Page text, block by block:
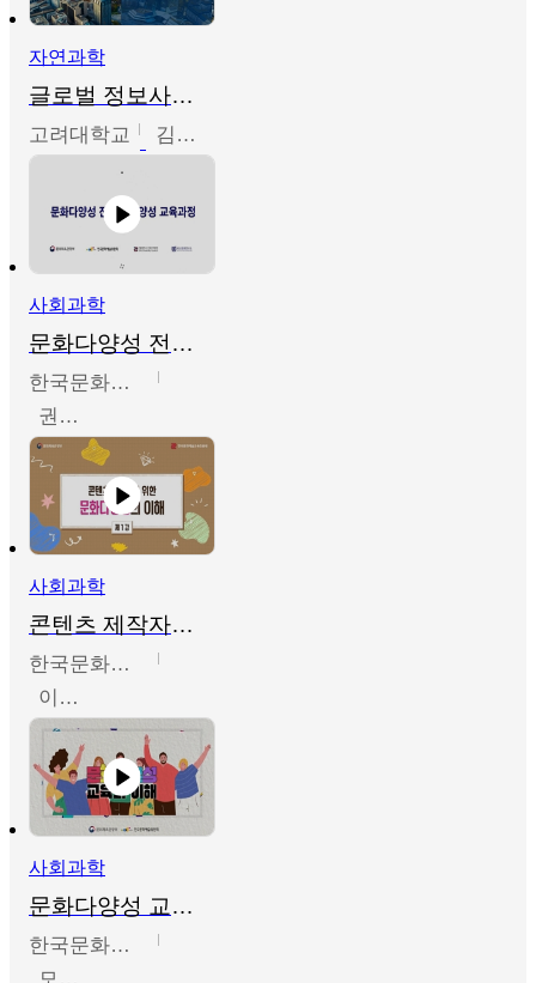
자연과학
글로벌 정보사회와 통계의 창의적 기능
고려대학교 김희영
사회과학
문화다양성 전문인력 양성 기본과정 - 문화다양성의 이해
한국문화예술교육진흥원
권숙인 외 8명
사회과학
콘텐츠 제작자를 위한 문화다양성의 이해
한국문화예술교육진흥원
이성민
사회과학
문화다양성 교육의 이해
한국문화예술교육진흥원